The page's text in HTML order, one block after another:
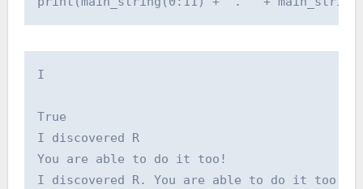
I
True
I discovered R
You are able to do it too!
I discovered R. You are able to do it too!